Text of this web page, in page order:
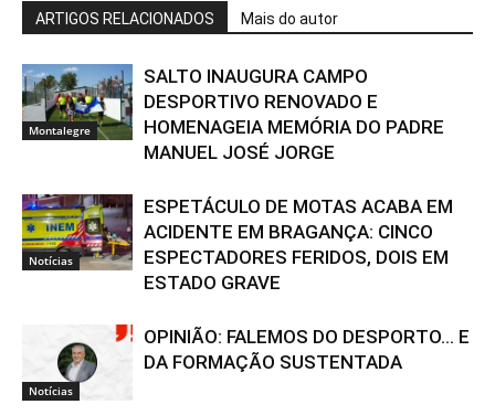
ARTIGOS RELACIONADOS Mais do autor
Montalegre
SALTO INAUGURA CAMPO
DESPORTIVO RENOVADO E
HOMENAGEIA MEMÓRIA DO PADRE
MANUEL JOSÉ JORGE
Notícias
ESPETÁCULO DE MOTAS ACABA EM
ACIDENTE EM BRAGANÇA: CINCO
ESPECTADORES FERIDOS, DOIS EM
ESTADO GRAVE
Notícias
OPINIÃO: FALEMOS DO DESPORTO… E
DA FORMAÇÃO SUSTENTADA